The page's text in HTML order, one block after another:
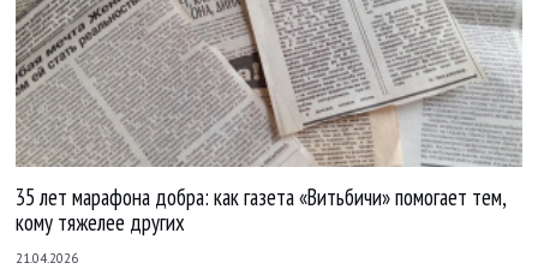
35 лет марафона добра: как газета «Витьбичи» помогает тем,
кому тяжелее других
21.04.2026